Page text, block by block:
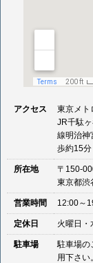
アクセス
東京メト
JR千駄
線明治神
歩約15分
所在地
〒150-
東京都渋
営業時間 12:00～
定休日 火曜日・
駐車場
駐車場の
用下さい。